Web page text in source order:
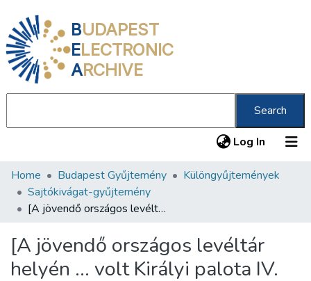
BUDAPEST
ELECTRONIC
ARCHIVE
Search
Log In (current)
Communities & Collections
All of DSpace
About us
Home Budapest Gyűjtemény
Különgyűjtemények
Sajtókivágat-gyűjtemény
[A jövendő országos levéltár helyén … volt Királyi palota IV. Béla idejében...]
[A jövendő országos levéltár
helyén … volt Királyi palota IV.